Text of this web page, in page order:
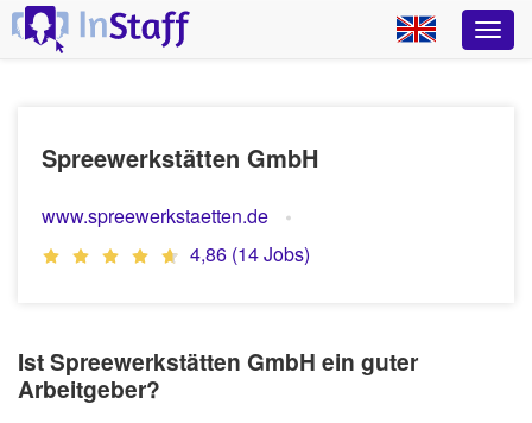
Spreewerkstätten GmbH
www.spreewerkstaetten.de
4,86 (14 Jobs)
Ist Spreewerkstätten GmbH ein guter
Arbeitgeber?